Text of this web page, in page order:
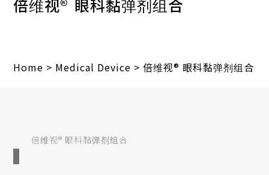
倍维视® 眼科黏弹剂组合
Home > Medical Device > 倍维视® 眼科黏弹剂组合
倍维视® 眼科黏弹剂组合